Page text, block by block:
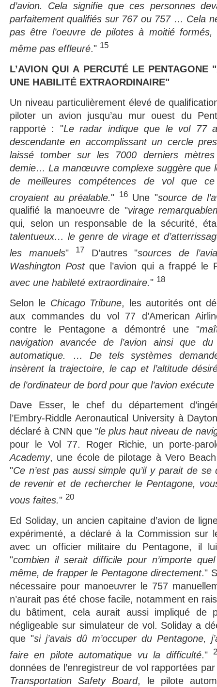
d’avion. Cela signifie que ces personnes
parfaitement qualifiés sur 767 ou 757 … Cela
pas être l’oeuvre de pilotes à moitié formés,
même pas effleuré." 15
L’AVION QUI A PERCUTÉ LE PENTAGONE
UNE HABILITÉ EXTRAORDINAIRE"
Un niveau particulièrement élevé de
piloter un avion jusqu’au mur ouest du
rapporté : "Le radar indique que le vol 77
descendante en accomplissant un cercle
laissé tomber sur les 7000 derniers
demie… La manœuvre complexe suggère que
de meilleures compétences de vol que
croyaient au préalable." 16Une "source de
qualifié la manoeuvre de "virage
qui, selon un responsable de la sécurité,
talentueux… le genre de virage et
les manuels" 17 D’autres "sources de
Washington Postque l’avion qui a frappé le
avec une habileté extraordinaire." 18
Selon le Chicago Tribune, les autorités ont
aux commandes du vol 77 d’American
contre le Pentagone a démontré une "
navigation avancée de l’avion ainsi que
automatique. … De tels systèmes
insèrent la trajectoire, le cap et l’altitude
de l’ordinateur de bord pour que l’avion
Dave Esser, le chef du département
l’Embry-Riddle Aeronautical University à
déclaré à CNN que "le plus haut niveau de
pour le Vol 77. Roger Richie, un porte-
Academy, une école de pilotage à Vero
"Ce n’est pas aussi simple qu’il y parait de se
de revenir et de rechercher le Pentagone,
vous faites." 20
Ed Soliday, un ancien capitaine d’avion de
expérimenté, a déclaré à la Commission sur
avec un officier militaire du Pentagone, il
"combien il serait difficile pour n’importe
même, de frapper le Pentagone directement."
nécessaire pour manoeuvrer le 757
n’aurait pas été chose facile, notamment en
du bâtiment, cela aurait aussi impliqué de
négligeable sur simulateur de vol. Soliday a
que "si j’avais dû m’occuper du Pentagone,
faire en pilote automatique vu la difficulté."
données de l’enregistreur de vol rapportées
Transportation Safety Board, le pilote